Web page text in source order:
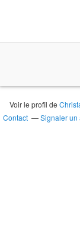
Voir le profil de
Contact
Signaler un